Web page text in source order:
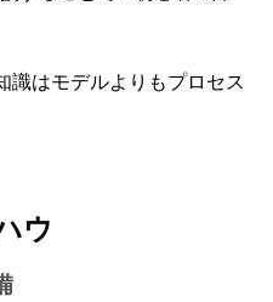
識はモデルよりもプロセス
ウ